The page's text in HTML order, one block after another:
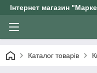
Інтернет магазин
Каталог товарів